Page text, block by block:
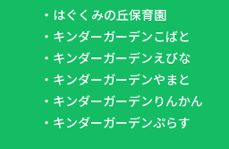
・ はぐくみの丘保育園
・ キンダーガーデンこばと
・ キンダーガーデンえびな
・ キンダーガーデンやまと
・ キンダーガーデンりんかん
・ キンダーガーデンぷらす